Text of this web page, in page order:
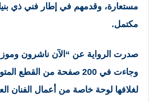
مستعارة، وقدمهم في إطار فني ذي
مكتمل.
صدرت الرواية عن “الآن ناشرون
وجاءت في 200 صفحة من
لغلافها لوحة خاصة من أعمال الفنان